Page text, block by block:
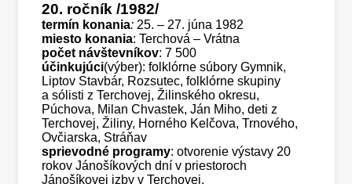
20. ročník /1982/
termín konania: 25. – 27. júna 1982
miesto konania: Terchová – Vrátna
počet návštevníkov: 7 500
účinkujúci(výber): folklórne súbory Gymnik,
Liptov Stavbár, Rozsutec, folklórne skupiny
a sólisti z Terchovej, Žilinského okresu,
Púchova, Milan Chvastek, Ján Miho, deti z
Terchovej, Žiliny, Horného Kelčova, Trnového,
Ovčiarska, Stráňav
sprievodné programy: otvorenie výstavy 20
rokov Jánošíkových dní v priestoroch
Jánošíkovej izby v Terchovej.